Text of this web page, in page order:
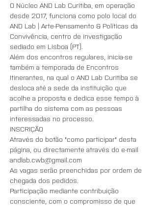
O Núcleo AND Lab Curitiba, em operação
desde 2017, funciona como polo local do
AND Lab | Arte-Pensamento & Políticas da
Convivência, centro de investigação
sediado em Lisboa (PT).
Além dos encontros regulares, inicia-se
também a temporada de Encontros
Itinerantes, na qual o AND Lab Curitiba se
desloca até a sede da instituição que
acolhe a proposta e dedica esse tempo à
partilha do sistema com as pessoas
interessadas no processo.
INSCRIÇÃO
Através do botão "como participar" desta
página, ou directamente através do e-mail
andlab.cwb@gmail.com
As vagas serão preenchidas por ordem de
chegada dos pedidos.
Participação mediante contribuição
consciente, com o compromisso de que